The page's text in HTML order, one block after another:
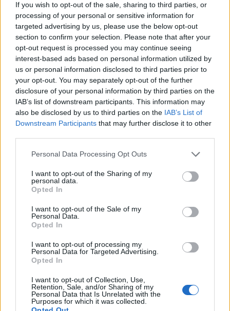
If you wish to opt-out of the sale, sharing to third parties, or
processing of your personal or sensitive information for
targeted advertising by us, please use the below opt-out
section to confirm your selection. Please note that after your
opt-out request is processed you may continue seeing
interest-based ads based on personal information utilized by
us or personal information disclosed to third parties prior to
your opt-out. You may separately opt-out of the further
disclosure of your personal information by third parties on the
IAB’s list of downstream participants. This information may
also be disclosed by us to third parties on the IAB’s List of
Downstream Participants that may further disclose it to other
Personal Data Processing Opt Outs
I want to opt-out of the Sharing of my
personal data.
Opted In
I want to opt-out of the Sale of my
Personal Data.
Opted In
I want to opt-out of processing my
Personal Data for Targeted Advertising.
Opted In
I want to opt-out of Collection, Use,
Retention, Sale, and/or Sharing of my
Personal Data that Is Unrelated with the
Purposes for which it was collected.